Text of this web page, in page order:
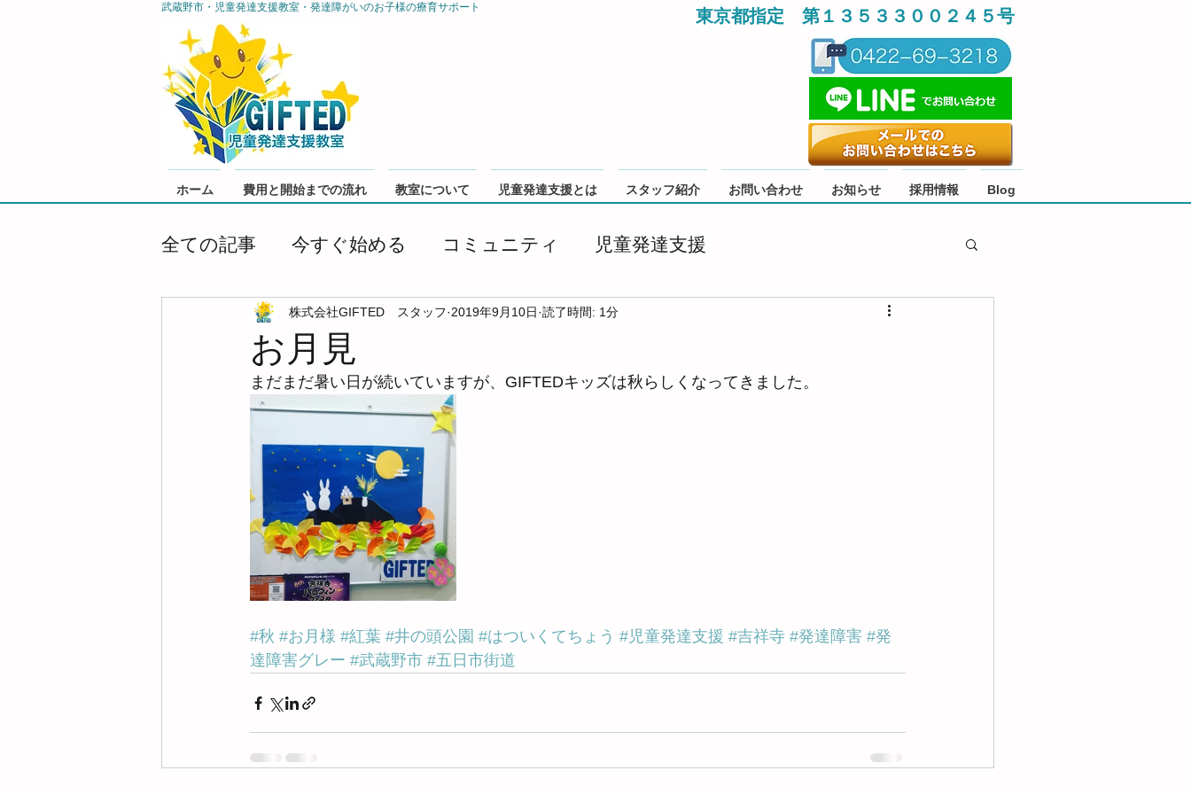
武蔵野市・児童発達支援教室・発達障がいのお子様の療育サポート 東京都指定 第１３５３３００２４５号
ホーム 費用と開始までの流れ 教室について 児童発達支援とは スタッフ紹介 お問い合わせ お知らせ 採用情報 Blog
全ての記事 今すぐ始める コミュニティ 児童発達支援
お月見
株式会社GIFTED スタッフ 2019年9月10日 読了時間: 1分
まだまだ暑い日が続いていますが、GIFTEDキッズは秋らしくなってきました。
#秋 #お月様 #紅葉 #井の頭公園 #はついくてちょう #児童発達支援 #吉祥寺 #発達障害 #発
達障害グレー #武蔵野市 #五日市街道